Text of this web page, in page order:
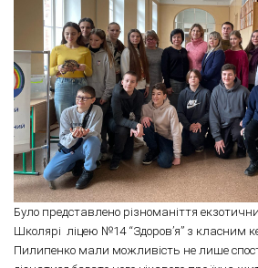
Було представлено різноманіття
Школярі ліцею №14 “Здоров’я” з класним
Пилипенко мали можливість не лише